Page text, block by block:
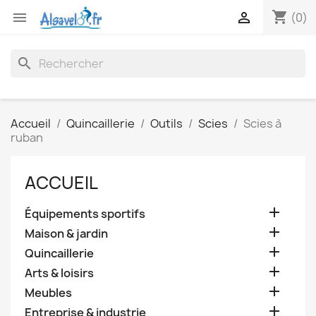
 shopping_cart (0)

search
Accueil Quincaillerie Outils Scies
Scies à
ruban
ACCUEIL
Équipements sportifs 
Maison & jardin 
Quincaillerie 
Arts & loisirs 
Meubles 
Entreprise & industrie 